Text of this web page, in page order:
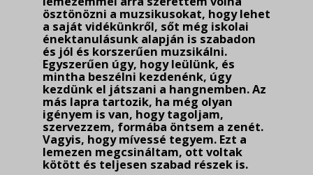
ösztönözni a muzsikusokat, hogy lehet
a saját vidékünkről, sőt még iskolai
énektanulásunk alapján is szabadon
és jól és korszerűen muzsikálni.
Egyszerűen úgy, hogy leülünk, és
mintha beszélni kezdenénk, úgy
kezdünk el játszani a hangnemben. Az
más lapra tartozik, ha még olyan
igényem is van, hogy tagoljam,
szervezzem, formába öntsem a zenét.
Vagyis, hogy mívessé tegyem. Ezt a
lemezen meg­csi­náltam, ott voltak
kötött és teljesen szabad részek is.